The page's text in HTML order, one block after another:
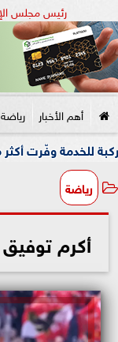
رئيس مجلس
أهم الأخبار رياضة
رياضة
أكرم